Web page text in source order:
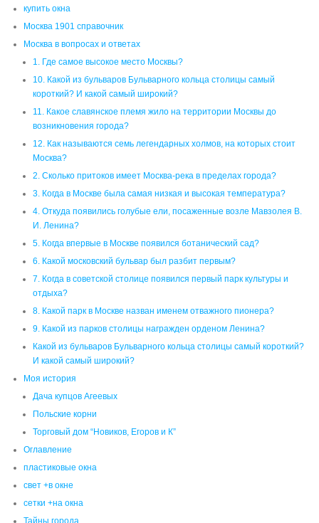
купить окна
Москва 1901 справочник
Москва в вопросах и ответах
1. Где самое высокое место Москвы?
10. Какой из бульваров Бульварного кольца столицы самый
короткий? И какой самый широкий?
11. Какое славянское племя жило на территории Москвы до
возникновения города?
12. Как называются семь легендарных холмов, на которых стоит
Москва?
2. Сколько притоков имеет Москва-река в пределах города?
3. Когда в Москве была самая низкая и высокая температура?
4. Откуда появились голубые ели, посаженные возле Мавзолея В.
И. Ленина?
5. Когда впервые в Москве появился ботанический сад?
6. Какой московский бульвар был разбит первым?
7. Когда в советской столице появился первый парк культуры и
отдыха?
8. Какой парк в Москве назван именем отважного пионера?
9. Какой из парков столицы награжден орденом Ленина?
Какой из бульваров Бульварного кольца столицы самый короткий?
И какой самый широкий?
Моя история
Дача купцов Агеевых
Польские корни
Торговый дом “Новиков, Егоров и К”
Оглавление
пластиковые окна
свет +в окне
сетки +на окна
Тайны города